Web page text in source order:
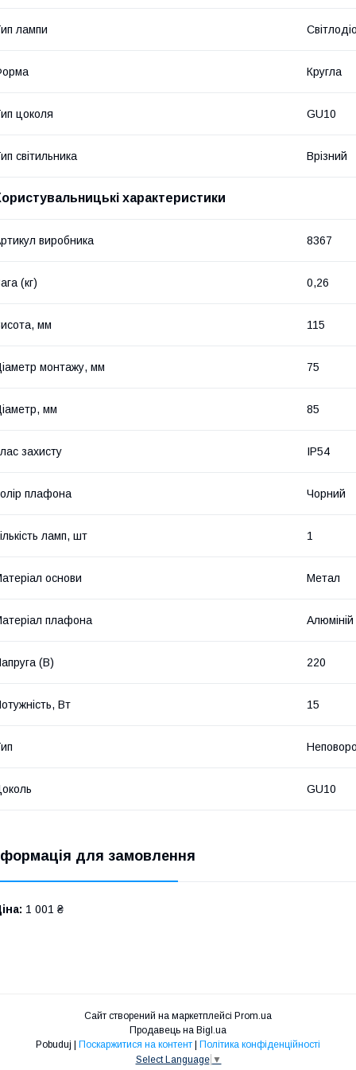
лампи
Кругла
цоколя GU10
світильника Врізний
характеристики
виробника 8367
(кг) 0,26
мм 115
монтажу, мм 75
мм 85
захисту IP54
плафона Чорний
ламп, шт 1
основи Метал
плафона Алюміній
(В) 220
Вт 15
GU10
для замовлення
1 001 ₴
Сайт створений на маркетплейсі Prom.ua
Продавець на Bigl.ua
Pobuduj | Поскаржитися на контент | Політика конфіденційності
Select Language ▼